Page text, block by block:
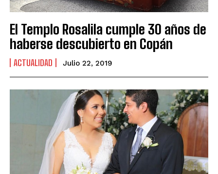
El Templo Rosalila cumple 30 años de
haberse descubierto en Copán
ACTUALIDAD Julio 22, 2019